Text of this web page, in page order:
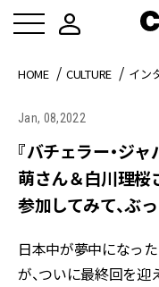
HOME CULTURE イン
Jan, 08,2022
『バチェラー・ジ
萌さん＆白川理桜
参加してみて、ぶ
日本中が夢中になった
が、ついに最終回を迎